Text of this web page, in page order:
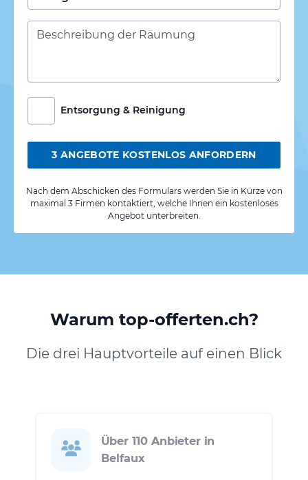
Entsorgung & Reinigung
3 ANGEBOTE KOSTENLOS ANFORDERN
Nach dem Abschicken des Formulars werden Sie in Kürze von
maximal 3 Firmen kontaktiert, welche Ihnen ein kostenloses
Angebot unterbreiten.
Warum top-offerten.ch?
Die drei Hauptvorteile auf einen Blick
Über 110 Anbieter in
Belfaux